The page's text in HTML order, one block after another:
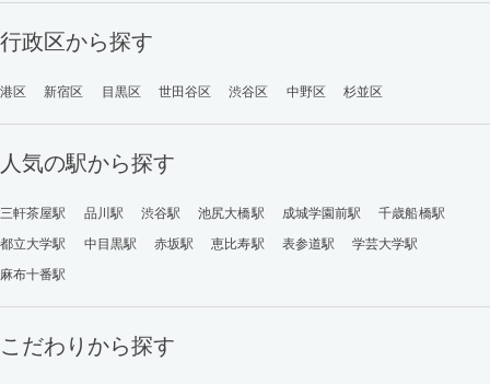
行政区から探す
港区 新宿区 目黒区 世田谷区 渋谷区 中野区 杉並区
人気の駅から探す
三軒茶屋駅 品川駅 渋谷駅 池尻大橋駅 成城学園前駅
千歳船橋駅
都立大学駅
中目黒駅 赤坂駅 恵比寿駅 表参道駅
学芸大学駅
麻布十番駅
こだわりから探す